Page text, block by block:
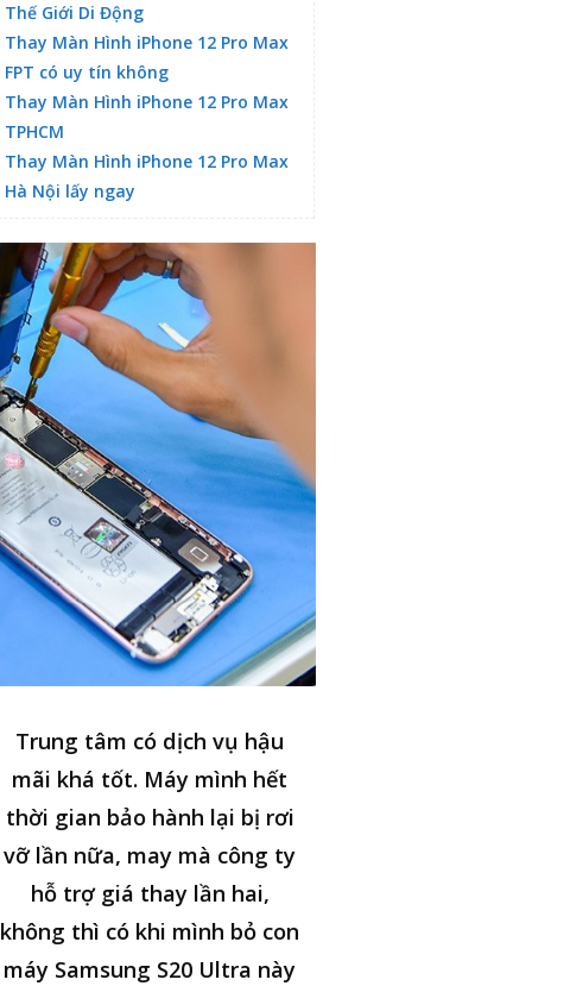
Thế Giới Di Động
Thay Màn Hình iPhone 12 Pro Max
FPT có uy tín không
Thay Màn Hình iPhone 12 Pro Max
TPHCM
Thay Màn Hình iPhone 12 Pro Max
Hà Nội lấy ngay
Trung tâm có dịch vụ hậu
mãi khá tốt. Máy mình hết
thời gian bảo hành lại bị rơi
vỡ lần nữa, may mà công ty
hỗ trợ giá thay lần hai,
không thì có khi mình bỏ con
máy Samsung S20 Ultra này